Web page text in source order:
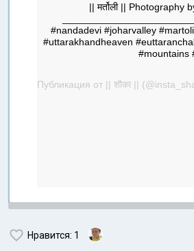
|| मर्तोली || Photography
#nandadevi #joharvalley
#uttarakhandheaven
#mountains
Публикация от || शौका ||
Нравится: 1